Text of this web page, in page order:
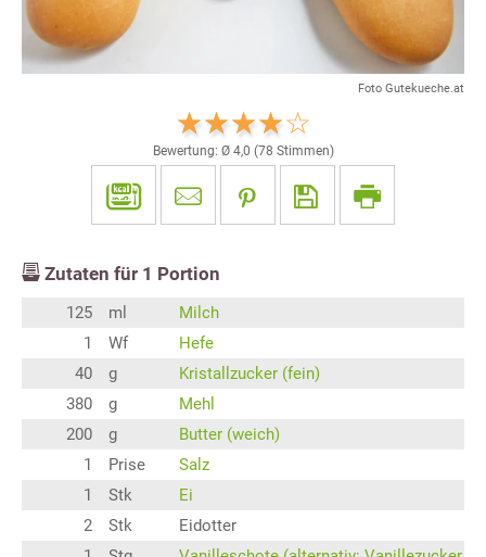
Foto Gutekueche.at
Bewertung: Ø 4,0 (78 Stimmen)
Zutaten für 1 Portion
125 ml
Milch
1
Wf
Hefe
40
g
Kristallzucker (fein)
380
g
Mehl
200
g
Butter (weich)
1
Prise
Salz
1
Stk
Ei
2
Stk
Eidotter